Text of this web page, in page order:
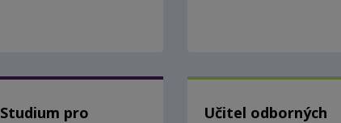
Studium pro
Učitel odborných